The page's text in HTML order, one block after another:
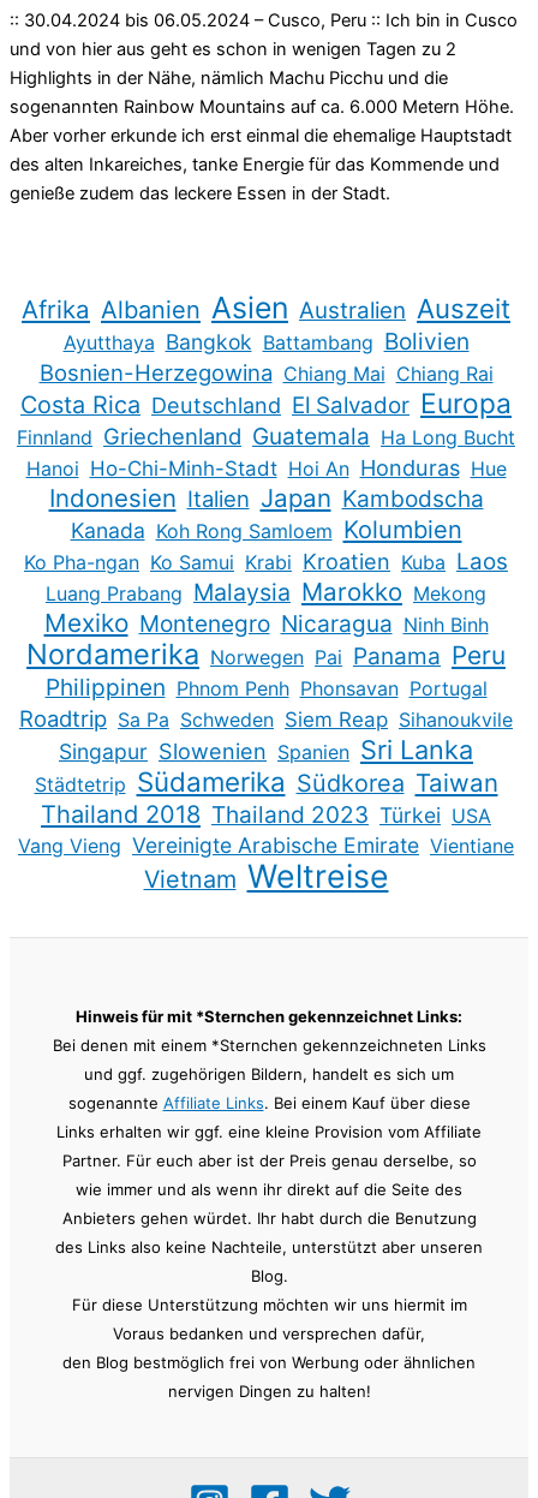
:: 30.04.2024 bis 06.05.2024 – Cusco, Peru :: Ich bin in Cusco
und von hier aus geht es schon in wenigen Tagen zu 2
Highlights in der Nähe, nämlich Machu Picchu und die
sogenannten Rainbow Mountains auf ca. 6.000 Metern Höhe.
Aber vorher erkunde ich erst einmal die ehemalige Hauptstadt
des alten Inkareiches, tanke Energie für das Kommende und
genieße zudem das leckere Essen in der Stadt.
Afrika Albanien Asien Australien Auszeit
Ayutthaya Bangkok Battambang Bolivien
Bosnien-Herzegowina Chiang Mai Chiang Rai
Costa Rica Deutschland El Salvador Europa
Finnland Griechenland Guatemala Ha Long Bucht
Hanoi Ho-Chi-Minh-Stadt Hoi An Honduras Hue
Indonesien Italien Japan Kambodscha
Kanada Koh Rong Samloem Kolumbien
Ko Pha-ngan Ko Samui Krabi Kroatien Kuba Laos
Luang Prabang Malaysia Marokko Mekong
Mexiko Montenegro Nicaragua Ninh Binh
Nordamerika Norwegen Pai Panama Peru
Philippinen Phnom Penh Phonsavan Portugal
Roadtrip Sa Pa Schweden Siem Reap Sihanoukvile
Singapur Slowenien Spanien Sri Lanka
Städtetrip Südamerika Südkorea Taiwan
Thailand 2018 Thailand 2023 Türkei USA
Vang Vieng Vereinigte Arabische Emirate Vientiane
Vietnam Weltreise
Hinweis für mit *Sternchen gekennzeichnet Links:
Bei denen mit einem *Sternchen gekennzeichneten Links
und ggf. zugehörigen Bildern, handelt es sich um
sogenannte Affiliate Links. Bei einem Kauf über diese
Links erhalten wir ggf. eine kleine Provision vom Affiliate
Partner. Für euch aber ist der Preis genau derselbe, so
wie immer und als wenn ihr direkt auf die Seite des
Anbieters gehen würdet. Ihr habt durch die Benutzung
des Links also keine Nachteile, unterstützt aber unseren
Blog.
Für diese Unterstützung möchten wir uns hiermit im
Voraus bedanken und versprechen dafür,
den Blog bestmöglich frei von Werbung oder ähnlichen
nervigen Dingen zu halten!